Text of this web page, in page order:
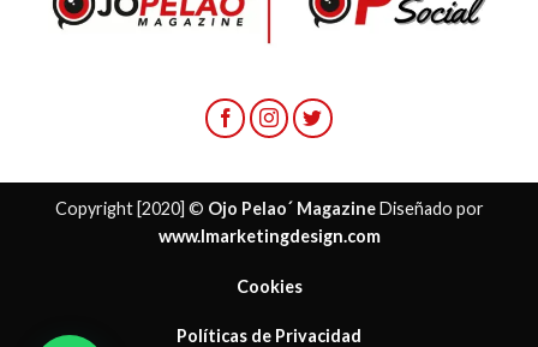
Copyright [2020] © Ojo Pelao´ MagazineDiseñado por
www.lmarketingdesign.com
Cookies
Políticas de Privacidad